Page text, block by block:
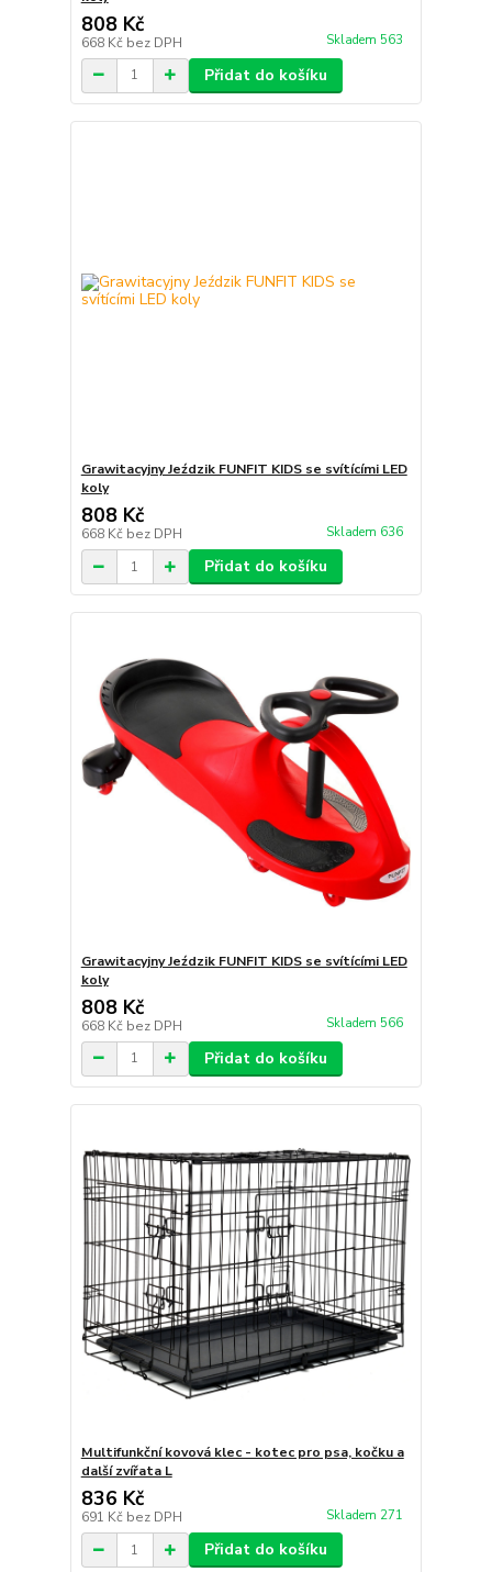
808 Kč
668 Kč bez DPH Skladem 563
Přidat do košíku
Grawitacyjny Jeździk FUNFIT KIDS se svítícími LED
koly
808 Kč
668 Kč bez DPH Skladem 636
Přidat do košíku
Grawitacyjny Jeździk FUNFIT KIDS se svítícími LED
koly
808 Kč
668 Kč bez DPH Skladem 566
Přidat do košíku
Multifunkční kovová klec - kotec pro psa, kočku a
další zvířata L
836 Kč
691 Kč bez DPH Skladem 271
Přidat do košíku